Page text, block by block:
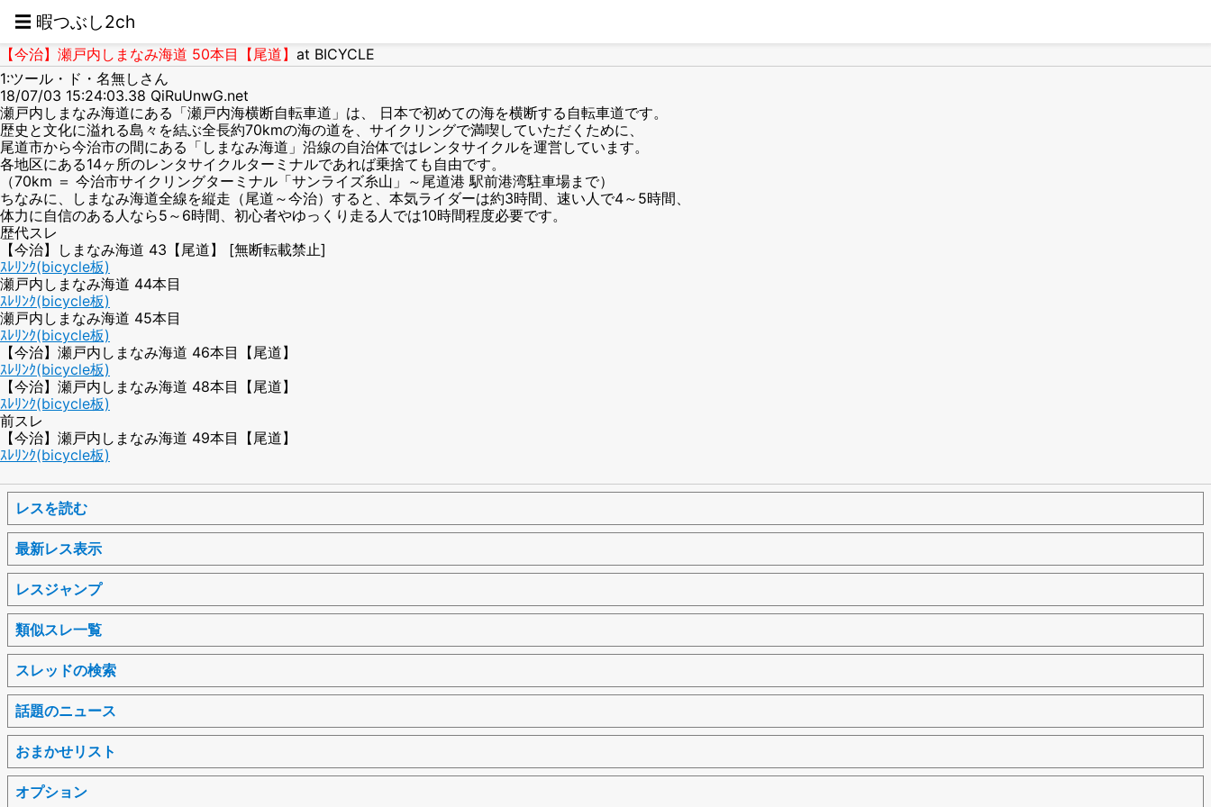
☰ 暇つぶし2ch
【今治】瀬戸内しまなみ海道 50本目【尾道】 at BICYCLE
1:ツール・ド・名無しさん
18/07/03 15:24:03.38 QiRuUnwG.net
瀬戸内しまなみ海道にある「瀬戸内海横断自転車道」は、 日本で初めての海を横断する自転車道です。
歴史と文化に溢れる島々を結ぶ全長約70kmの海の道を、サイクリングで満喫していただくために、
尾道市から今治市の間にある「しまなみ海道」沿線の自治体ではレンタサイクルを運営しています。
各地区にある14ヶ所のレンタサイクルターミナルであれば乗捨ても自由です。
（70km ＝ 今治市サイクリングターミナル「サンライズ糸山」～尾道港 駅前港湾駐車場まで）
ちなみに、しまなみ海道全線を縦走（尾道～今治）すると、本気ライダーは約3時間、速い人で4～5時間、
体力に自信のある人なら5～6時間、初心者やゆっくり走る人では10時間程度必要です。
歴代スレ
【今治】しまなみ海道 43【尾道】 [無断転載禁止]
ｽﾚﾘﾝｸ(bicycle板)
瀬戸内しまなみ海道 44本目
ｽﾚﾘﾝｸ(bicycle板)
瀬戸内しまなみ海道 45本目
ｽﾚﾘﾝｸ(bicycle板)
【今治】瀬戸内しまなみ海道 46本目【尾道】
ｽﾚﾘﾝｸ(bicycle板)
【今治】瀬戸内しまなみ海道 48本目【尾道】
ｽﾚﾘﾝｸ(bicycle板)
前スレ
【今治】瀬戸内しまなみ海道 49本目【尾道】
ｽﾚﾘﾝｸ(bicycle板)
レスを読む
最新レス表示
レスジャンプ
類似スレ一覧
スレッドの検索
話題のニュース
おまかせリスト
オプション